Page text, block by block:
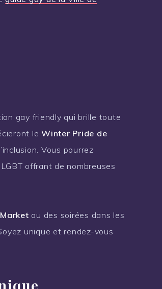
gay friendly qui brille toute
le Winter Pride de
Vous pourrez
offrant de nombreuses
ou des soirées dans les
unique et rendez-vous